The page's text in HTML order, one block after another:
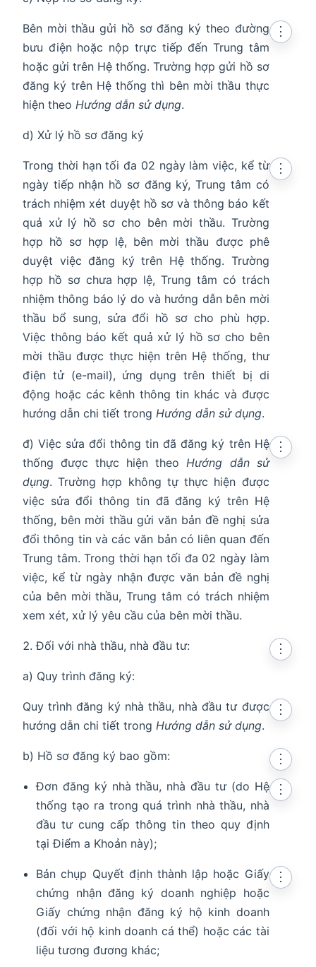
Bên mời thầu gửi hồ sơ đăng ký theo đường
bưu điện hoặc nộp trực tiếp đến Trung tâm
hoặc gửi trên Hệ thống. Trường hợp gửi hồ sơ
đăng ký trên Hệ thống thì bên mời thầu thực
hiện theo Hướng dẫn sử dụng.
⋮
d) Xử lý hồ sơ đăng ký
Trong thời hạn tối đa 02 ngày làm việc, kể từ
ngày tiếp nhận hồ sơ đăng ký, Trung tâm có
trách nhiệm xét duyệt hồ sơ và thông báo kết
quả xử lý hồ sơ cho bên mời thầu. Trường
hợp hồ sơ hợp lệ, bên mời thầu được phê
duyệt việc đăng ký trên Hệ thống. Trường
hợp hồ sơ chưa hợp lệ, Trung tâm có trách
nhiệm thông báo lý do và hướng dẫn bên mời
thầu bổ sung, sửa đổi hồ sơ cho phù hợp.
Việc thông báo kết quả xử lý hồ sơ cho bên
mời thầu được thực hiện trên Hệ thống, thư
điện tử (e-mail), ứng dụng trên thiết bị di
động hoặc các kênh thông tin khác và được
hướng dẫn chi tiết trong Hướng dẫn sử dụng.
⋮
đ) Việc sửa đổi thông tin đã đăng ký trên Hệ
thống được thực hiện theoHướng dẫn sử
dụng. Trường hợp không tự thực hiện được
việc sửa đổi thông tin đã đăng ký trên Hệ
thống, bên mời thầu gửi văn bản đề nghị sửa
đổi thông tin và các văn bản có liên quan đến
Trung tâm. Trong thời hạn tối đa 02 ngày làm
việc, kể từ ngày nhận được văn bản đề nghị
của bên mời thầu, Trung tâm có trách nhiệm
xem xét, xử lý yêu cầu của bên mời thầu.
⋮
Đối với nhà thầu, nhà đầu tư:
⋮
a) Quy trình đăng ký:
Quy trình đăng ký nhà thầu, nhà đầu tư được
hướng dẫn chi tiết trong Hướng dẫn sử dụng.
⋮
b) Hồ sơ đăng ký bao gồm:
⋮
Đơn đăng ký nhà thầu, nhà đầu tư (do Hệ
thống tạo ra trong quá trình nhà thầu, nhà
đầu tư cung cấp thông tin theo quy định
tại Điểm a Khoản này);
⋮
Bản chụp Quyết định thành lập hoặc Giấy
chứng nhận đăng ký doanh nghiệp hoặc
Giấy chứng nhận đăng ký hộ kinh doanh
(đối với hộ kinh doanh cá thể) hoặc các tài
liệu tương đương khác;
⋮